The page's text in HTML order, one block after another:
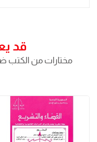
قد
مختارات من الكتب